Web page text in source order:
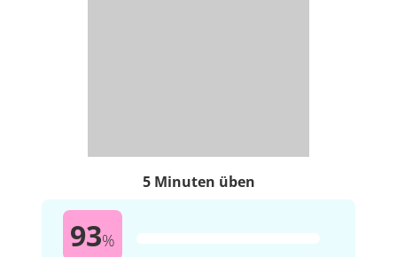
5 Minuten üben
93%